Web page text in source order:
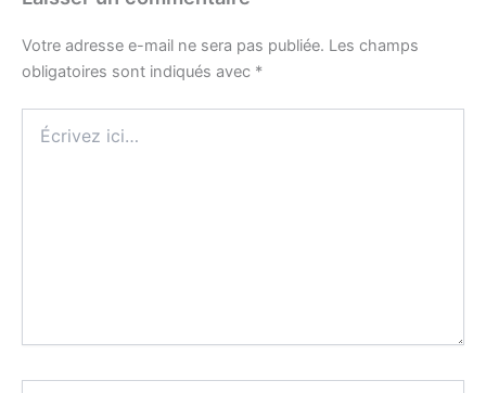
Votre adresse e-mail ne sera pas publiée. Les champs
obligatoires sont indiqués avec *
ici…